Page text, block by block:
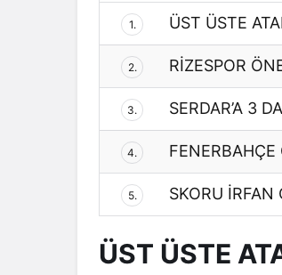
1. ÜST ÜSTE
2. RİZESPOR
3. SERDAR’A 3
4. FENERBAHÇE
5. SKORU İRFAN
ÜST ÜSTE